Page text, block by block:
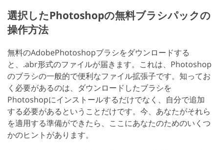
選択したPhotoshopの無料ブラシパックの
操作方法
無料のAdobePhotoshopブラシをダウンロードする
と、.abr形式のファイルが届きます。これは、Photoshop
のブラシの一般的で便利なファイル拡張子です。知ってお
く必要があるのは、ダウンロードしたブラシを
Photoshopにインストールするだけでなく、自分で追加
する必要があるということだけです。今、あなたがそれら
を適用する準備ができたら、ここにあなたのためのいくつ
かのヒントがあります。